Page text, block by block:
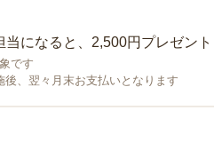
になると、2,500円プレゼント
です
、翌々月末お支払いとなります